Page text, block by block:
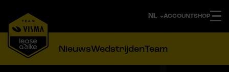
ACCOUNTSHOP
NieuwsWedstrijdenTeam